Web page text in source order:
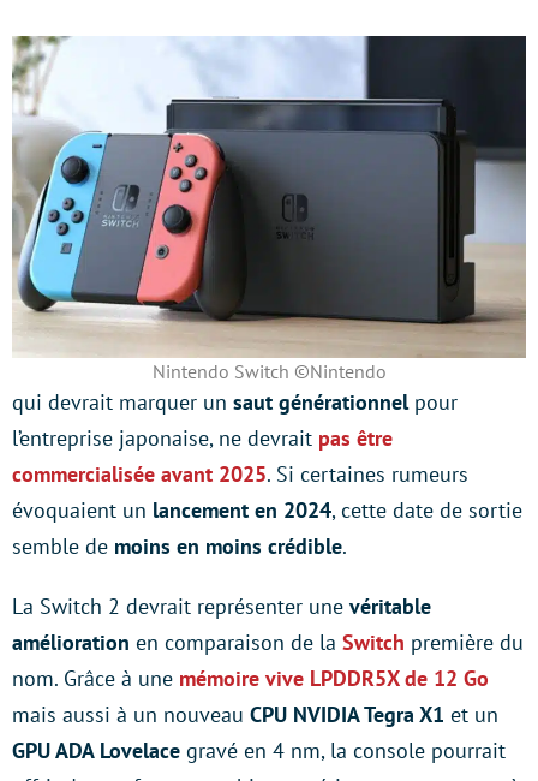
Nintendo Switch ©Nintendo
qui devrait marquer un saut générationnelpour
l’entreprise japonaise, ne devrait pas être
commercialisée avant 2025. Si certaines rumeurs
évoquaient un lancement en 2024, cette date de sortie
semble de moins en moins crédible.
La Switch 2 devrait représenter une véritable
amélioration en comparaison de la Switch première du
nom. Grâce à une mémoire vive LPDDR5X de 12 Go
mais aussi à un nouveau CPU NVIDIA Tegra X1 et un
GPU ADA Lovelace gravé en 4 nm, la console pourrait